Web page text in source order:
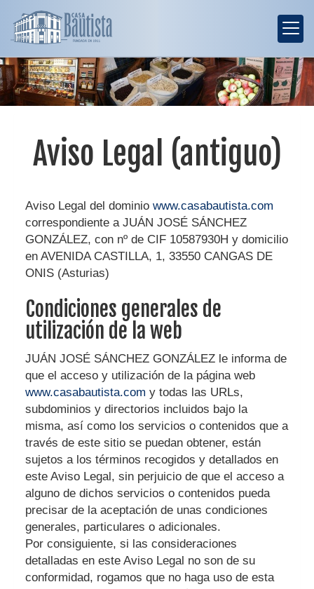
Aviso Legal (antiguo)
Aviso Legal del dominio www.casabautista.com
correspondiente a JUÁN JOSÉ SÁNCHEZ
GONZÁLEZ, con nº de CIF 10587930H y domicilio
en AVENIDA CASTILLA, 1, 33550 CANGAS DE
ONIS (Asturias)
Condiciones generales de
utilización de la web
JUÁN JOSÉ SÁNCHEZ GONZÁLEZ le informa de
que el acceso y utilización de la página web
www.casabautista.com y todas las URLs,
subdominios y directorios incluidos bajo la
misma, así como los servicios o contenidos que a
través de este sitio se puedan obtener, están
sujetos a los términos recogidos y detallados en
este Aviso Legal, sin perjuicio de que el acceso a
alguno de dichos servicios o contenidos pueda
precisar de la aceptación de unas condiciones
generales, particulares o adicionales.
Por consiguiente, si las consideraciones
detalladas en este Aviso Legal no son de su
conformidad, rogamos que no haga uso de esta